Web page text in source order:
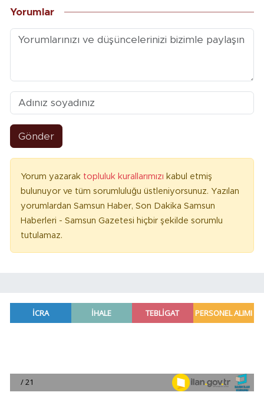
Yorumlar
Gönder
Yorum yazarak topluluk kurallarımızı kabul etmiş
bulunuyor ve tüm sorumluluğu üstleniyorsunuz. Yazılan
yorumlardan Samsun Haber, Son Dakika Samsun
Haberleri - Samsun Gazetesi hiçbir şekilde sorumlu
tutulamaz.